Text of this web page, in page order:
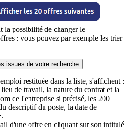
la possibilité de changer le
: vous pouvez par exemple les trier
issues de votre recherche
restituée dans la liste, s'affichent :
de travail, la nature du contrat et la
de l'entreprise si précisé, les 200
descriptif du poste, la date de
d'une offre en cliquant sur son intitulé